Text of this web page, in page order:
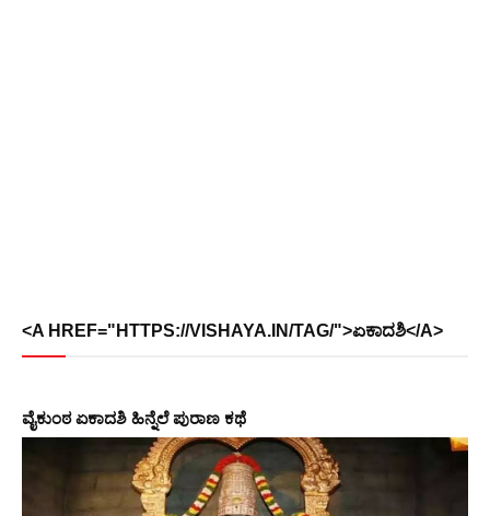
<A HREF="HTTPS://VISHAYA.IN/TAG/">ಏಕಾದಶಿ</A>
ವೈಕುಂಠ ಏಕಾದಶಿ ಹಿನ್ನೆಲೆ ಪುರಾಣ ಕಥೆ